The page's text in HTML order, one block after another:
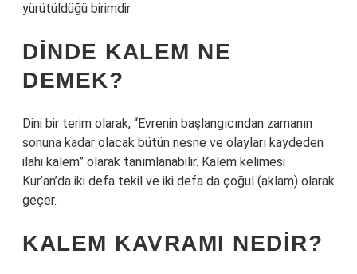
yürütüldüğü birimdir.
DINDE KALEM NE
DEMEK?
Dini bir terim olarak, “Evrenin başlangıcından zamanın
sonuna kadar olacak bütün nesne ve olayları kaydeden
ilahi kalem” olarak tanımlanabilir. Kalem kelimesi
Kur’an’da iki defa tekil ve iki defa da çoğul (aklam) olarak
geçer.
KALEM KAVRAMI NEDIR?